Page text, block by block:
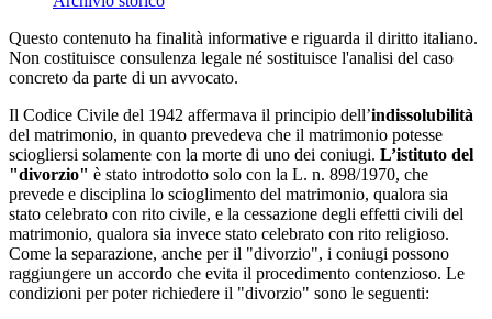
Questo contenuto ha finalità informative e riguarda il diritto italiano.
Non costituisce consulenza legale né sostituisce l'analisi del caso
concreto da parte di un avvocato.
Il Codice Civile del 1942 affermava il principio dell’indissolubilità
del matrimonio, in quanto prevedeva che il matrimonio potesse
sciogliersi solamente con la morte di uno dei coniugi. L’istituto del
"divorzio" è stato introdotto solo con la L. n. 898/1970, che
prevede e disciplina lo scioglimento del matrimonio, qualora sia
stato celebrato con rito civile, e la cessazione degli effetti civili del
matrimonio, qualora sia invece stato celebrato con rito religioso.
Come la separazione, anche per il "divorzio", i coniugi possono
raggiungere un accordo che evita il procedimento contenzioso. Le
condizioni per poter richiedere il "divorzio" sono le seguenti: